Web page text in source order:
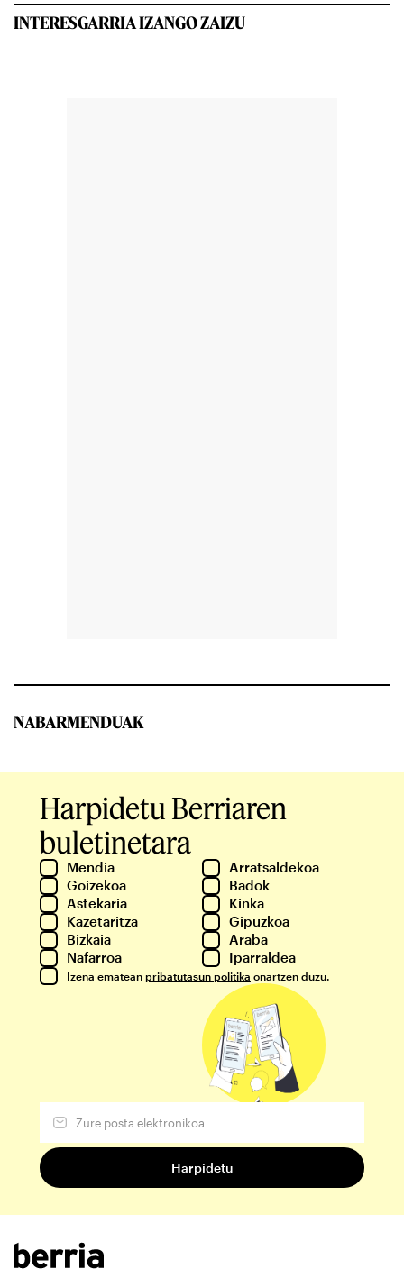
INTERESGARRIA IZANGO ZAIZU
NABARMENDUAK
Harpidetu Berriaren
buletinetara
Mendia
Arratsaldekoa
Goizekoa
Badok
Astekaria
Kinka
Kazetaritza
Gipuzkoa
Bizkaia
Araba
Nafarroa
Iparraldea
Izena ematean pribatutasun politika onartzen duzu.